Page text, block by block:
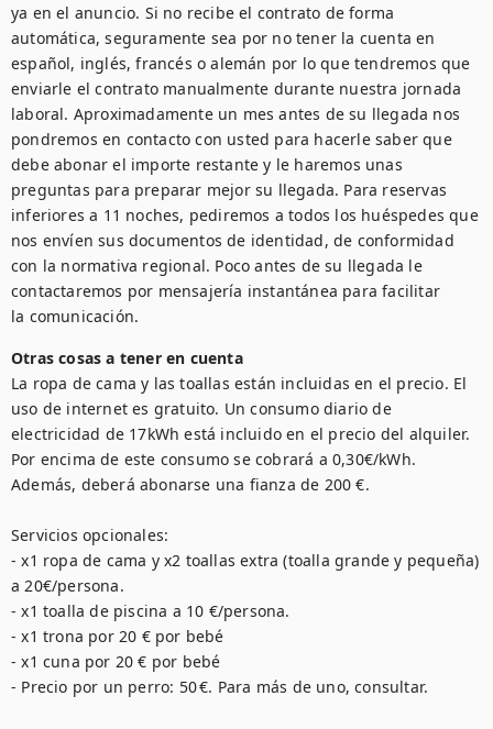
ya en el anuncio. Si no recibe el contrato de forma
automática, seguramente sea por no tener la cuenta en
español, inglés, francés o alemán por lo que tendremos que
enviarle el contrato manualmente durante nuestra jornada
laboral. Aproximadamente un mes antes de su llegada nos
pondremos en contacto con usted para hacerle saber que
debe abonar el importe restante y le haremos unas
preguntas para preparar mejor su llegada. Para reservas
inferiores a 11 noches, pediremos a todos los huéspedes que
nos envíen sus documentos de identidad, de conformidad
con la normativa regional. Poco antes de su llegada le
contactaremos por mensajería instantánea para facilitar
Otras cosas a tener en cuenta
La ropa de cama y las toallas están incluidas en el precio. El
uso de internet es gratuito. Un consumo diario de
electricidad de 17kWh está incluido en el precio del alquiler.
Por encima de este consumo se cobrará a 0,30€/kWh.
Además, deberá abonarse una fianza de 200 €.
Servicios opcionales:
- x1 ropa de cama y x2 toallas extra (toalla grande y pequeña)
a 20€/persona.
- x1 toalla de piscina a 10 €/persona.
- x1 trona por 20 € por bebé
- x1 cuna por 20 € por bebé
- Precio por un perro: 50 €. Para más de uno, consultar.